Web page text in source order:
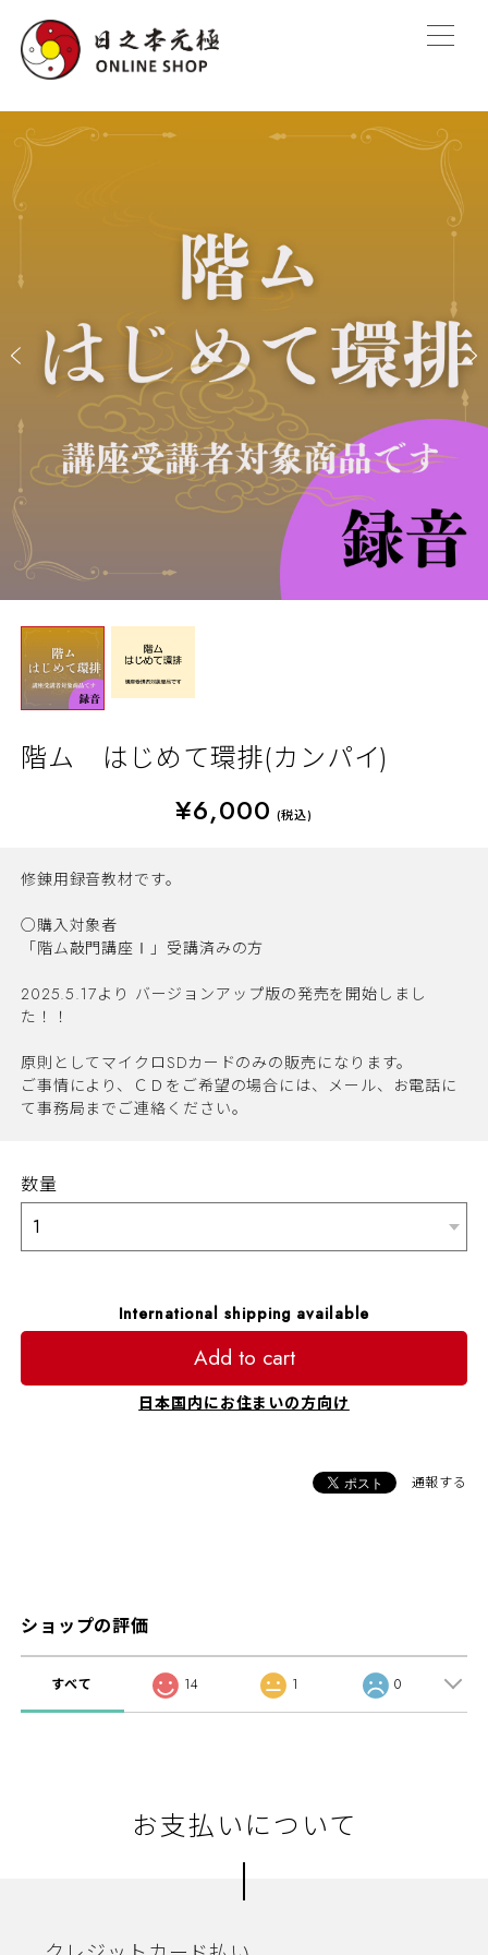
階ム はじめて環排(カンパイ)
¥6,000 (税込)
修錬用録音教材です。
○購入対象者
「階ム敲門講座Ⅰ」受講済みの方
2025.5.17より バージョンアップ版の発売を開始しまし
た！！
原則としてマイクロSDカードのみの販売になります。
ご事情により、ＣＤをご希望の場合には、メール、お電話に
て事務局までご連絡ください。
数量
International shipping available
Add to cart
日本国内にお住まいの方向け
通報する
ショップの評価
すべて 14 1 0
お支払いについて